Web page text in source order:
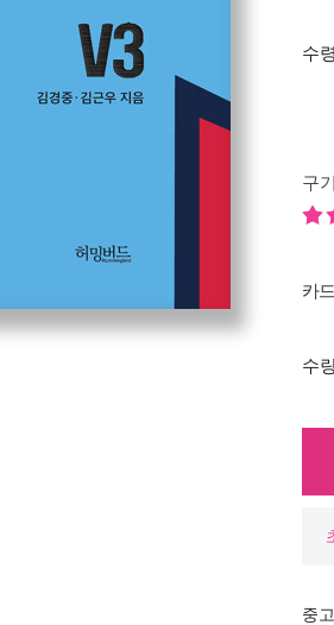
수
구
카
수
중